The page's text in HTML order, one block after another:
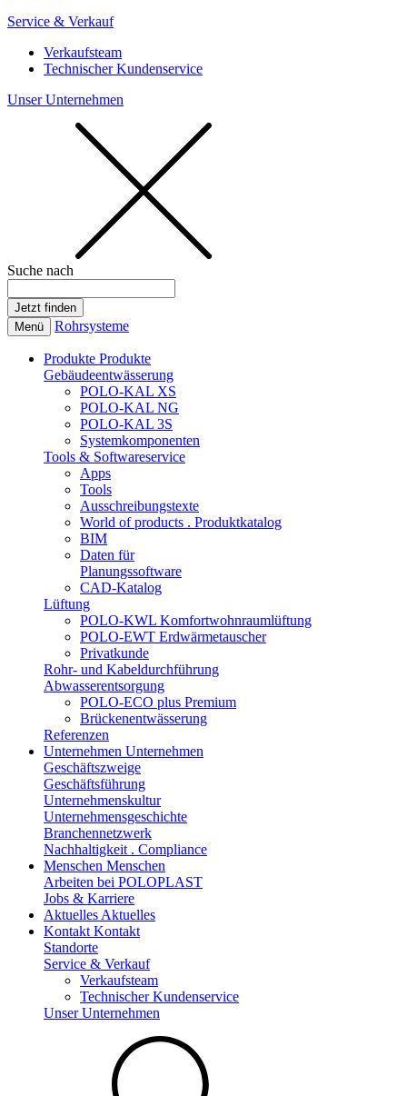
Service & Verkauf
Verkaufsteam
Technischer Kundenservice
Unser Unternehmen
Suche nach
Menü Rohrsysteme
Produkte Produkte
Gebäudeentwässerung
POLO-KAL XS
POLO-KAL NG
POLO-KAL 3S
Systemkomponenten
Tools & Softwareservice
Apps
Tools
Ausschreibungstexte
World of products . Produktkatalog
BIM
Daten für
Planungssoftware
CAD-Katalog
Lüftung
POLO-KWL Komfortwohnraumlüftung
POLO-EWT Erdwärmetauscher
Privatkunde
Rohr- und Kabeldurchführung
Abwasserentsorgung
POLO-ECO plus Premium
Brückenentwässerung
Referenzen
Unternehmen Unternehmen
Geschäftszweige
Geschäftsführung
Unternehmenskultur
Unternehmensgeschichte
Branchennetzwerk
Nachhaltigkeit . Compliance
Menschen Menschen
Arbeiten bei POLOPLAST
Jobs & Karriere
Aktuelles Aktuelles
Kontakt Kontakt
Standorte
Service & Verkauf
Verkaufsteam
Technischer Kundenservice
Unser Unternehmen